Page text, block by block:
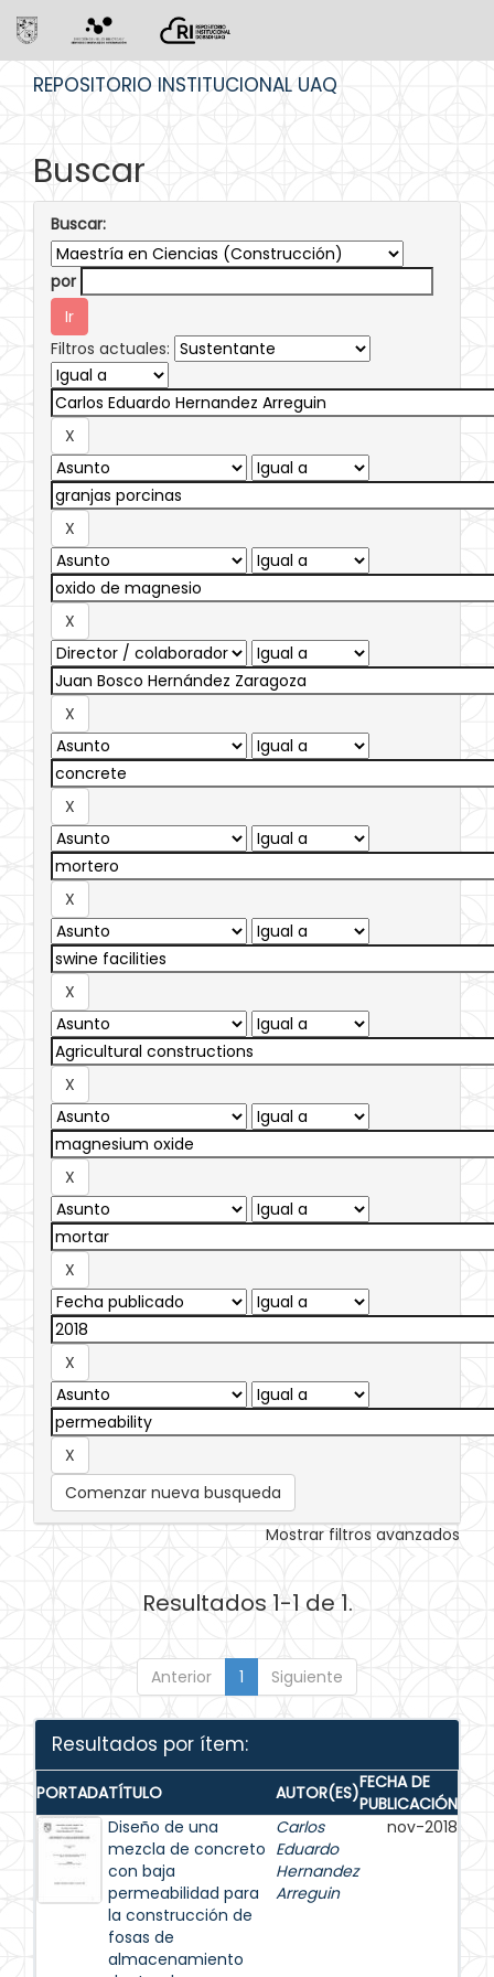
REPOSITORIO INSTITUCIONAL UAQ
Buscar
Buscar:
por
Filtros actuales:
Comenzar nueva busqueda
Mostrar filtros avanzados
Resultados 1-1 de 1.
Anterior 1 Siguiente
Resultados por ítem:
PORTADATÍTULO AUTOR(ES)FECHA DE
PUBLICACIÓN
Diseño de una
mezcla de concreto
con baja
permeabilidad para
la construcción de
fosas de
almacenamiento
Carlos
Eduardo
Hernandez
Arreguin
nov-2018